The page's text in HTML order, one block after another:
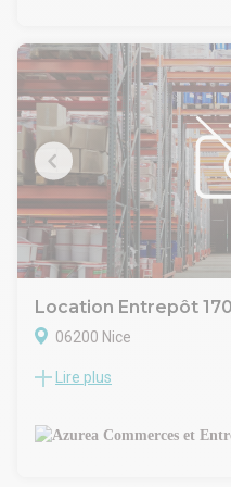
- Durée : 3/6/9 ans
- Préavis : 6 mois
- Fiscalité : Exonéré
- Indice : ILC
- Indexation : Annuelle
- Dépôt de garantie : 3 mois
- Loyers et charges :
Location Entrepôt
06200 Nice
Nice plaine du var, hangar
extérieur privatif de 300 m²
stationnement ou stockage.
Lire plus